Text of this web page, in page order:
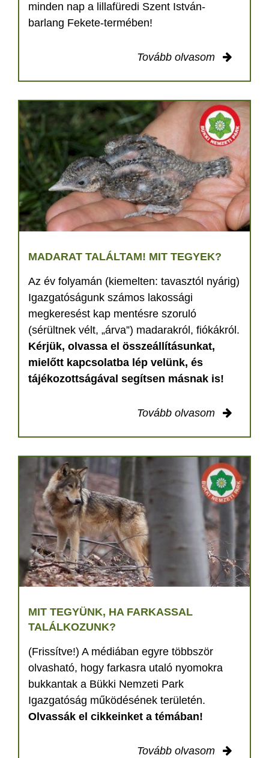
minden nap a lillafüredi Szent István-
barlang Fekete-termében!
Tovább olvasom
MADARAT TALÁLTAM! MIT TEGYEK?
Az év folyamán (kiemelten: tavasztól nyárig)
Igazgatóságunk számos lakossági
megkeresést kap mentésre szoruló
(sérültnek vélt, „árva”) madarakról, fiókákról.
Kérjük, olvassa el összeállításunkat,
mielőtt kapcsolatba lép velünk, és
tájékozottságával segítsen másnak is!
Tovább olvasom
MIT TEGYÜNK, HA FARKASSAL
TALÁLKOZUNK?
(Frissítve!) A médiában egyre többször
olvasható, hogy farkasra utaló nyomokra
bukkantak a Bükki Nemzeti Park
Igazgatóság működésének területén.
Olvassák el cikkeinket a témában!
Tovább olvasom